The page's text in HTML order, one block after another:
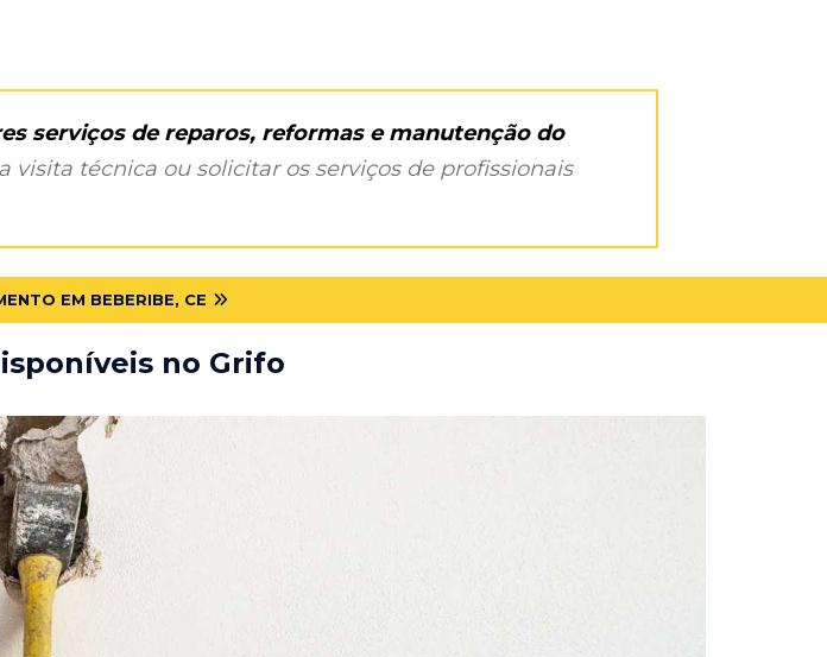
serviços de reparos, reformas e manutenção do
técnica ou solicitar os serviços de profissionais
EM BEBERIBE, CE
no Grifo